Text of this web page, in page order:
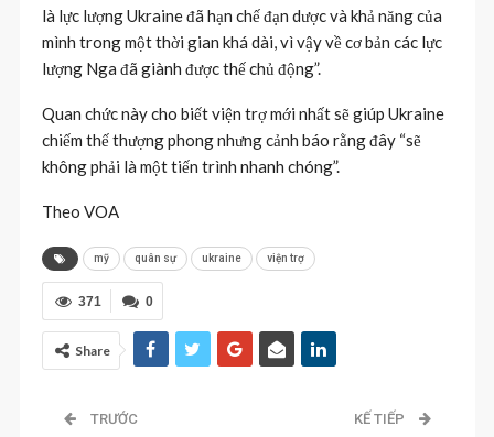
là lực lượng Ukraine đã hạn chế đạn dược và khả năng của
mình trong một thời gian khá dài, vì vậy về cơ bản các lực
lượng Nga đã giành được thế chủ động”.
Quan chức này cho biết viện trợ mới nhất sẽ giúp Ukraine
chiếm thế thượng phong nhưng cảnh báo rằng đây “sẽ
không phải là một tiến trình nhanh chóng”.
Theo VOA
mỹ quân sự ukraine viện trợ
0
371
Share
TRƯỚC KẾ TIẾP